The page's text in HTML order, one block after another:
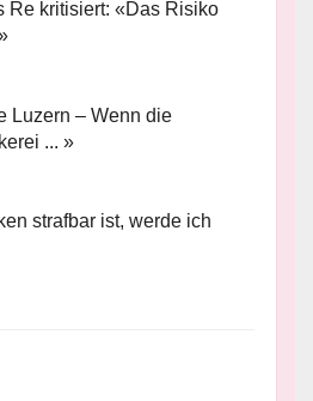
Re kritisiert: «Das Risiko
Luzern – Wenn die
... »
strafbar ist, werde ich